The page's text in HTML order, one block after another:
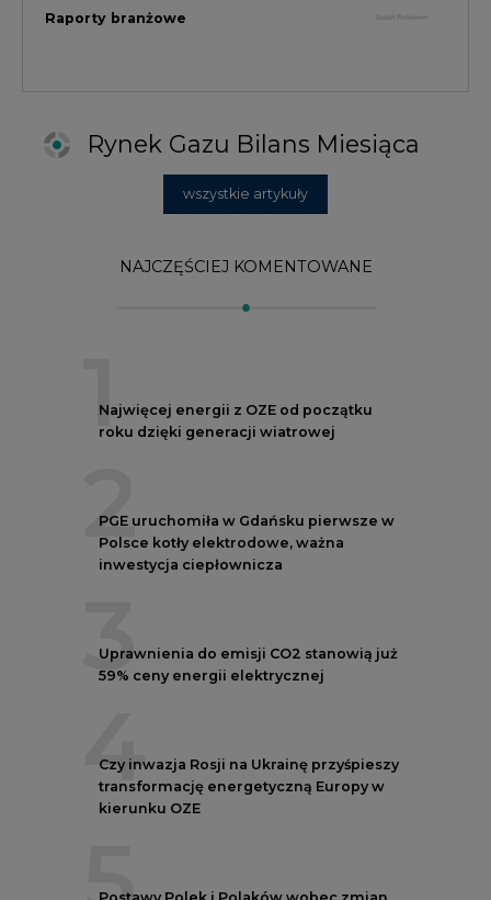
1
2
PGE uruchomiła w Gdańsku pierwsze w
Polsce kotły elektrodowe, ważna
3
4
Czy inwazja Rosji na Ukrainę przyśpieszy
5
Postawy Polek i Polaków wobec zmian